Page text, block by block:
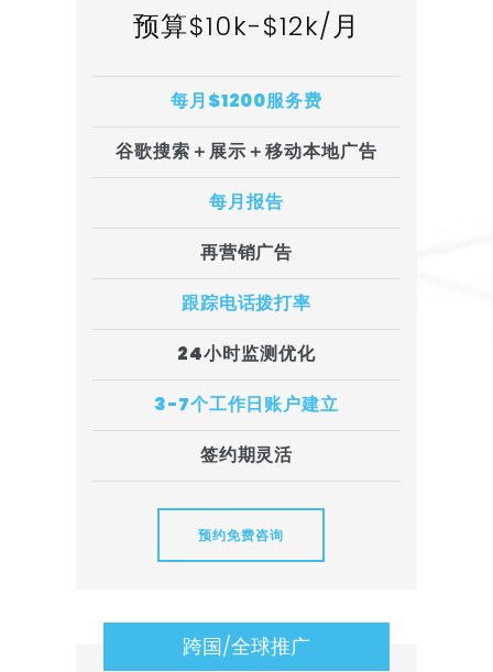
预算$10k-$12k/月
每月$1200服务费
谷歌搜索＋展示＋移动本地广告
每月报告
再营销广告
跟踪电话拨打率
24小时监测优化
3-7个工作日账户建立
签约期灵活
预约免费咨询
跨国/全球推广